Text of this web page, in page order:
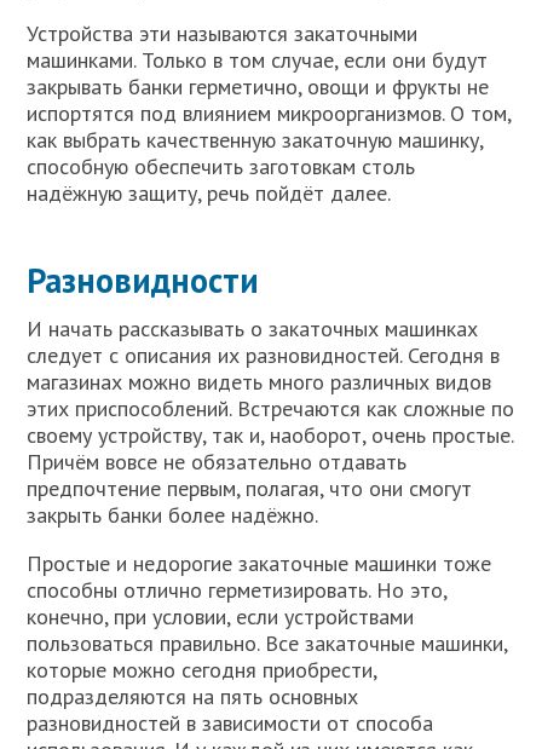
Устройства эти называются закаточными
машинками. Только в том случае, если они будут
закрывать банки герметично, овощи и фрукты не
испортятся под влиянием микроорганизмов. О том,
как выбрать качественную закаточную машинку,
способную обеспечить заготовкам столь
надёжную защиту, речь пойдёт далее.
Разновидности
И начать рассказывать о закаточных машинках
следует с описания их разновидностей. Сегодня в
магазинах можно видеть много различных видов
этих приспособлений. Встречаются как сложные по
своему устройству, так и, наоборот, очень простые.
Причём вовсе не обязательно отдавать
предпочтение первым, полагая, что они смогут
закрыть банки более надёжно.
Простые и недорогие закаточные машинки тоже
способны отлично герметизировать. Но это,
конечно, при условии, если устройствами
пользоваться правильно. Все закаточные машинки,
которые можно сегодня приобрести,
подразделяются на пять основных
разновидностей в зависимости от способа